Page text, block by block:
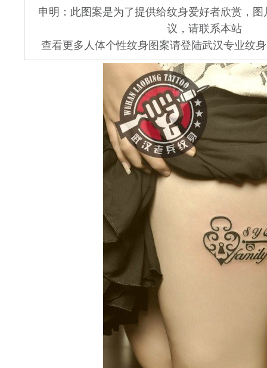
申明：此图案是为了提供给纹身爱好者欣赏，
议，请联系本站
查看更多人体个性纹身图案请登陆武汉专业纹